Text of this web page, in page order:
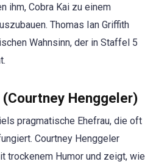
ihm, Cobra Kai zu einem
Thomas Ian Griffith
Wahnsinn, der in Staffel 5
Henggeler)
pragmatische Ehefrau, die oft
Courtney Henggeler
trockenem Humor und zeigt, wie